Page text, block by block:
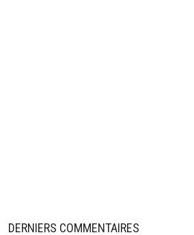
DERNIERS COMMENTAIRES